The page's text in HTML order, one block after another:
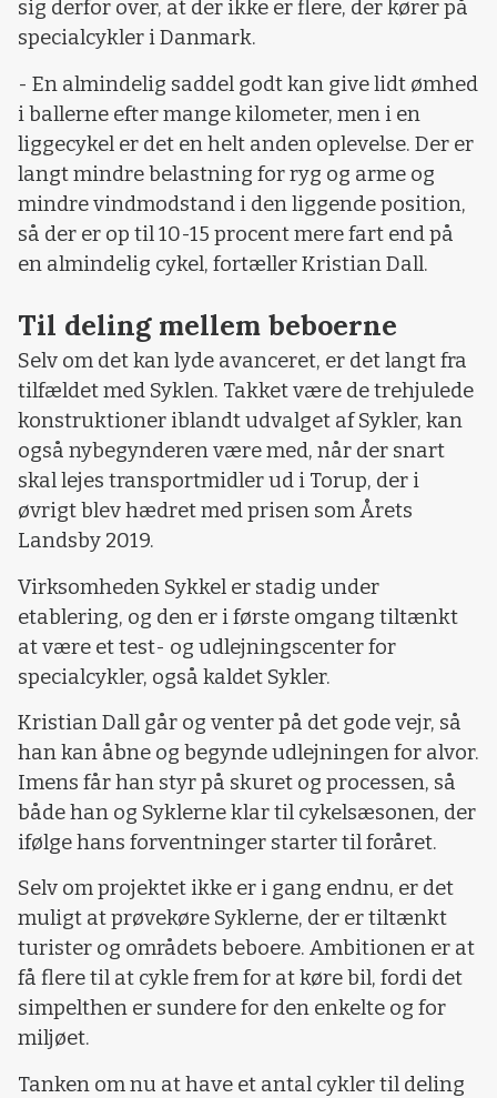
sig derfor over, at der ikke er flere, der kører på
specialcykler i Danmark.
- En almindelig saddel godt kan give lidt ømhed
i ballerne efter mange kilometer, men i en
liggecykel er det en helt anden oplevelse. Der er
langt mindre belastning for ryg og arme og
mindre vindmodstand i den liggende position,
så der er op til 10-15 procent mere fart end på
en almindelig cykel, fortæller Kristian Dall.
Til deling mellem beboerne
Selv om det kan lyde avanceret, er det langt fra
tilfældet med Syklen. Takket være de trehjulede
konstruktioner iblandt udvalget af Sykler, kan
også nybegynderen være med, når der snart
skal lejes transportmidler ud i Torup, der i
øvrigt blev hædret med prisen som Årets
Landsby 2019.
Virksomheden Sykkel er stadig under
etablering, og den er i første omgang tiltænkt
at være et test- og udlejningscenter for
specialcykler, også kaldet Sykler.
Kristian Dall går og venter på det gode vejr, så
han kan åbne og begynde udlejningen for alvor.
Imens får han styr på skuret og processen, så
både han og Syklerne klar til cykelsæsonen, der
ifølge hans forventninger starter til foråret.
Selv om projektet ikke er i gang endnu, er det
muligt at prøvekøre Syklerne, der er tiltænkt
turister og områdets beboere. Ambitionen er at
få flere til at cykle frem for at køre bil, fordi det
simpelthen er sundere for den enkelte og for
miljøet.
Tanken om nu at have et antal cykler til deling